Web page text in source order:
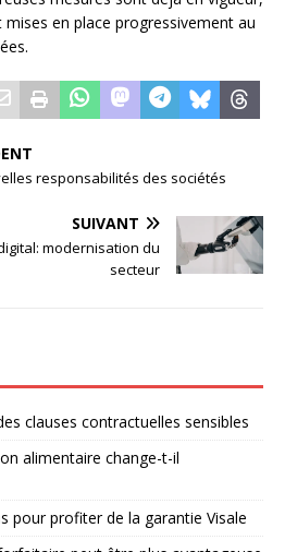
mises en place progressivement au
responsabilités des sociétés
SUIVANT
modernisation du
secteur
clauses contractuelles sensibles
alimentaire change-t-il
pour profiter de la garantie Visale